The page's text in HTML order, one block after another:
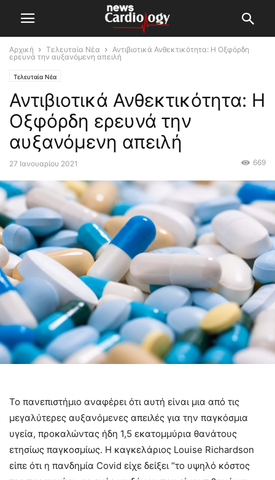
Αρχική Τελευταία Νέα
Αντιβιοτικά Ανθεκτικότητα: Η Οξφόρδη
ερευνά την αυξανόμενη απειλή
Τελευταία Νέα
Αντιβιοτικά Ανθεκτικότητα: Η
Οξφόρδη ερευνά την
αυξανόμενη απειλή
27 Ιανουαρίου 2021 669
Το πανεπιστήμιο αναφέρει ότι αυτή είναι μια από τις
μεγαλύτερες αυξανόμενες απειλές για την παγκόσμια
υγεία, προκαλώντας ήδη 1,5 εκατομμύρια θανάτους
ετησίως παγκοσμίως. Η καγκελάριος Louise Richardson
είπε ότι η πανδημία Covid είχε δείξει “το υψηλό κόστος